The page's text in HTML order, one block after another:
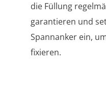
die Füllung
garantieren und
Spannanker ein,
fixieren.